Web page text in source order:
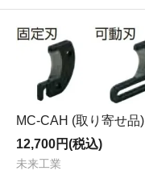
MC-CAH (取り寄せ品)
12,700円(税込)
未来工業